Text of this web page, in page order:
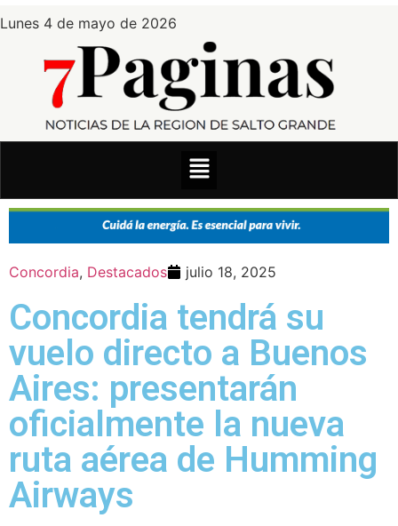
Lunes 4 de mayo de 2026
Concordia, Destacados julio 18, 2025
Concordia tendrá su
vuelo directo a Buenos
Aires: presentarán
oficialmente la nueva
ruta aérea de Humming
Airways